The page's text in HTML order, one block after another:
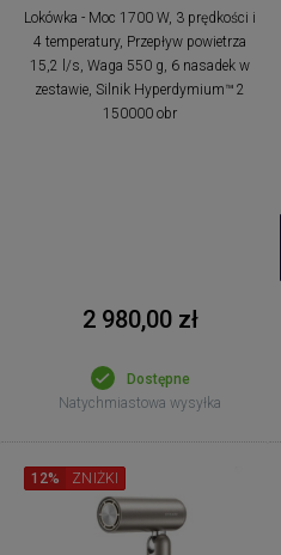
Lokówka - Moc 1700 W, 3 prędkości i
4 temperatury, Przepływ powietrza
15,2 l/s, Waga 550 g, 6 nasadek w
zestawie, Silnik Hyperdymium™ 2
150000 obr
2 980,00 zł
Dostępne
Natychmiastowa wysyłka
12% ZNIŻKI